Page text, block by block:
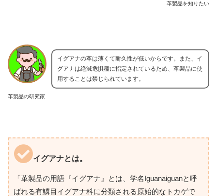
革製品を知りたい
革製品の研究家
イグアナの革は薄くて耐久性が低いからです。また、イ
グアナは絶滅危惧種に指定されているため、革製品に使
用することは禁じられています。
イグアナとは。
「革製品の用語『イグアナ』とは、学名Iguanaiguanと呼
ばれる有鱗目イグアナ科に分類される原始的なトカゲで